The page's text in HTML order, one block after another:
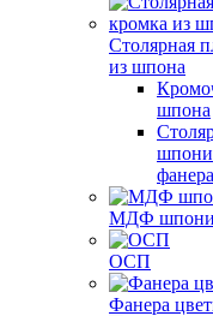
Столярная
из шпона
шпона
фанера
МДФ
ОСП
Фанера